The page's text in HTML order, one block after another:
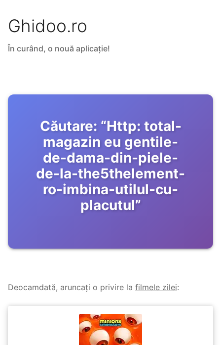
Ghidoo.ro
În curând, o nouă aplicație!
Căutare: “Http: total-
magazin eu gentile-
de-dama-din-piele-
de-la-the5thelement-
ro-imbina-utilul-cu-
placutul”
Deocamdată, aruncați o privire la filmele zilei: